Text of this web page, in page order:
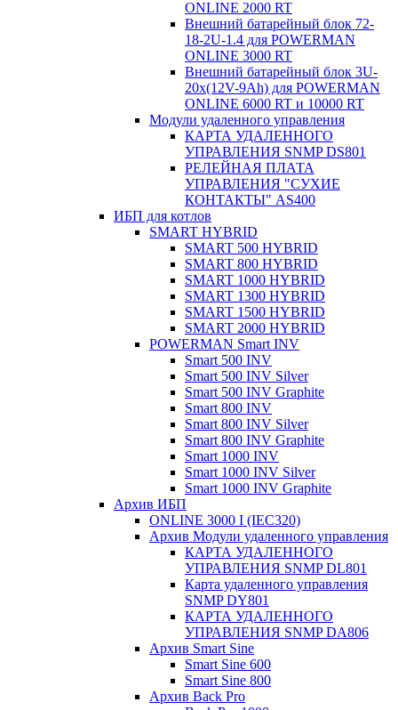
ONLINE 2000 RT
Внешний батарейный блок 72-
18-2U-1.4 для POWERMAN
ONLINE 3000 RT
Внешний батарейный блок 3U-
20x(12V-9Ah) для POWERMAN
ONLINE 6000 RT и 10000 RT
Модули удаленного управления
КАРТА УДАЛЕННОГО
УПРАВЛЕНИЯ SNMP DS801
РЕЛЕЙНАЯ ПЛАТА
УПРАВЛЕНИЯ "СУХИЕ
КОНТАКТЫ" AS400
ИБП для котлов
SMART HYBRID
SMART 500 HYBRID
SMART 800 HYBRID
SMART 1000 HYBRID
SMART 1300 HYBRID
SMART 1500 HYBRID
SMART 2000 HYBRID
POWERMAN Smart INV
Smart 500 INV
Smart 500 INV Silver
Smart 500 INV Graphite
Smart 800 INV
Smart 800 INV Silver
Smart 800 INV Graphite
Smart 1000 INV
Smart 1000 INV Silver
Smart 1000 INV Graphite
Архив ИБП
ONLINE 3000 I (IEC320)
Архив Модули удаленного управления
КАРТА УДАЛЕННОГО
УПРАВЛЕНИЯ SNMP DL801
Карта удаленного управления
SNMP DY801
КАРТА УДАЛЕННОГО
УПРАВЛЕНИЯ SNMP DА806
Архив Smart Sine
Smart Sine 600
Smart Sine 800
Архив Back Pro